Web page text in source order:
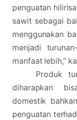
penguatan
sawit sebagai
menggunakan
menjadi
manfaat lebih,”
Produk
diharapkan
domestik
penguatan